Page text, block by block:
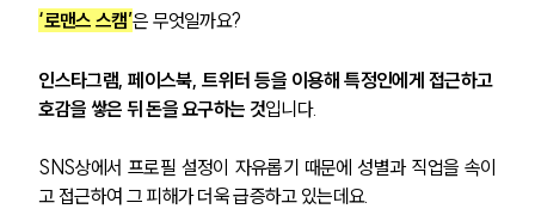
‘로맨스 스캠’은 무엇일까요?
인스타그램, 페이스북, 트위터 등을 이용해 특정인에게 접근하고
호감을 쌓은 뒤 돈을 요구하는 것입니다.
SNS상에서 프로필 설정이 자유롭기 때문에 성별과 직업을 속이
고 접근하여 그 피해가 더욱 급증하고 있는데요.